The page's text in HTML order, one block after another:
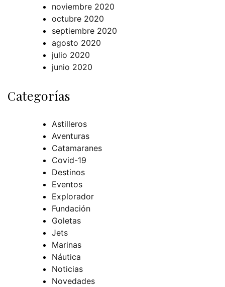
noviembre 2020
octubre 2020
septiembre 2020
agosto 2020
julio 2020
junio 2020
Categorías
Astilleros
Aventuras
Catamaranes
Covid-19
Destinos
Eventos
Explorador
Fundación
Goletas
Jets
Marinas
Náutica
Noticias
Novedades